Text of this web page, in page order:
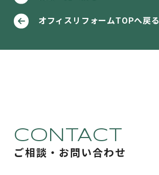
オフィスリフォームTOPへ戻る
CONTACT
ご相談・お問い合わせ